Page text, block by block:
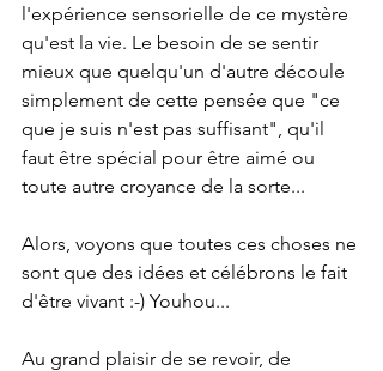
l'expérience sensorielle de ce mystère
qu'est la vie. Le besoin de se sentir
mieux que quelqu'un d'autre découle
simplement de cette pensée que "ce
que je suis n'est pas suffisant", qu'il
faut être spécial pour être aimé ou
toute autre croyance de la sorte...
Alors, voyons que toutes ces choses ne
sont que des idées et célébrons le fait
d'être vivant :-) Youhou...
Au grand plaisir de se revoir, de